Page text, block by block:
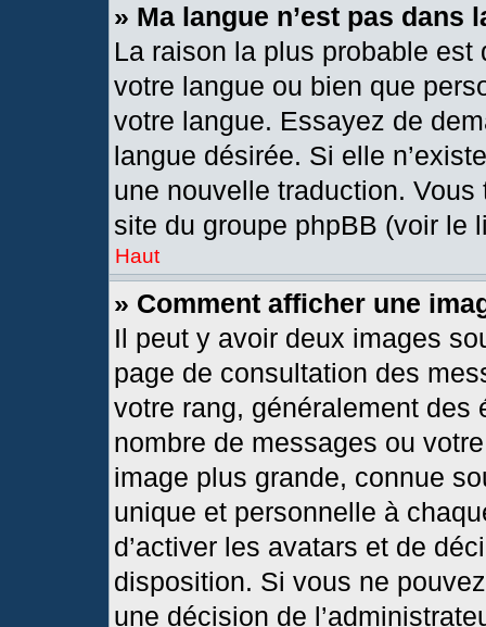
» Ma langue n’est pas dans
La raison la plus probable est
votre langue ou bien que
votre langue. Essayez de
langue désirée. Si elle
une nouvelle traduction.
site du groupe phpBB (voir le
Haut
» Comment afficher une
Il peut y avoir deux images
page de consultation des
votre rang, généralement
nombre de messages ou
image plus grande, connue
unique et personnelle à
d’activer les avatars et de
disposition. Si vous ne
une décision de